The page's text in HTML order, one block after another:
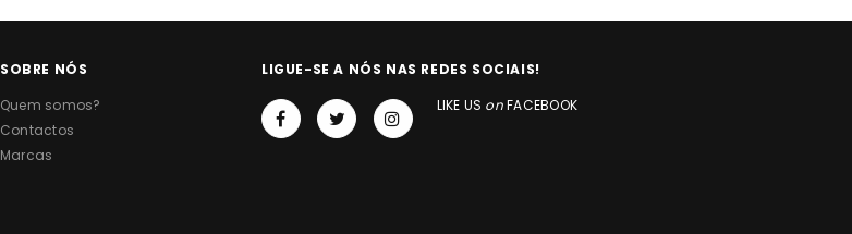
SOBRE NÓS
Quem somos?
Contactos
Marcas
LIGUE-SE A NÓS NAS REDES SOCIAIS!
LIKE US onFACEBOOK